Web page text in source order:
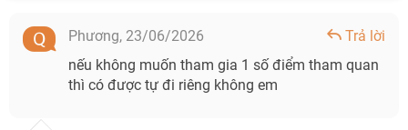
Phương, 23/06/2026
Trả lời
nếu không muốn tham gia 1 số điểm tham quan
thì có được tự đi riêng không em